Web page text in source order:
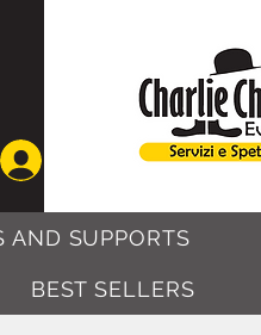
AND SUPPORTS
BEST SELLERS